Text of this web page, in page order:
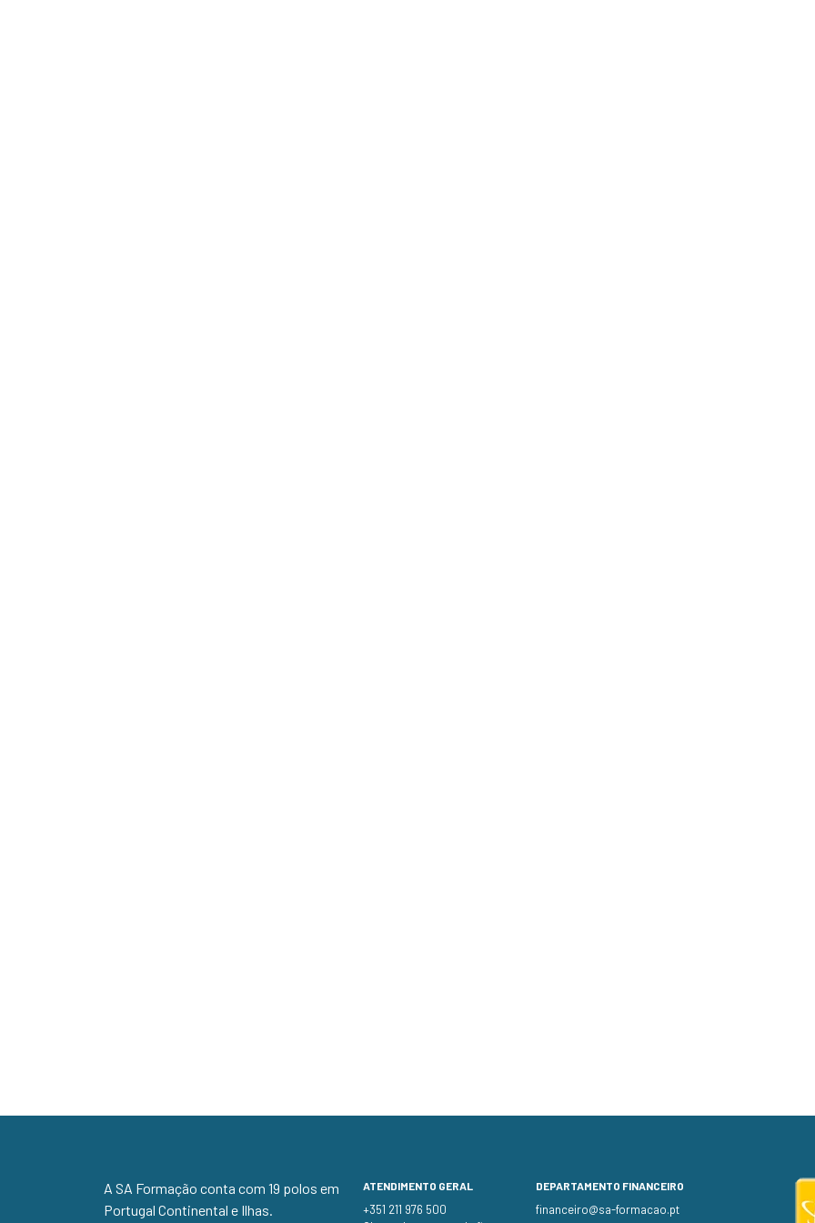
A SA Formação conta com 19 polos em
Portugal Continental e Ilhas.
ATENDIMENTO GERAL
+351 211 976 500
DEPARTAMENTO FINANCEIRO
financeiro@sa-formacao.pt